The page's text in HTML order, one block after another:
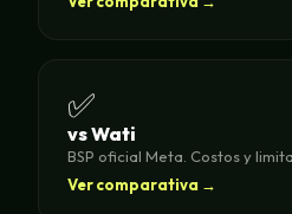
✅
vs Wati
BSP oficial Meta. Costos y
Ver comparativa →